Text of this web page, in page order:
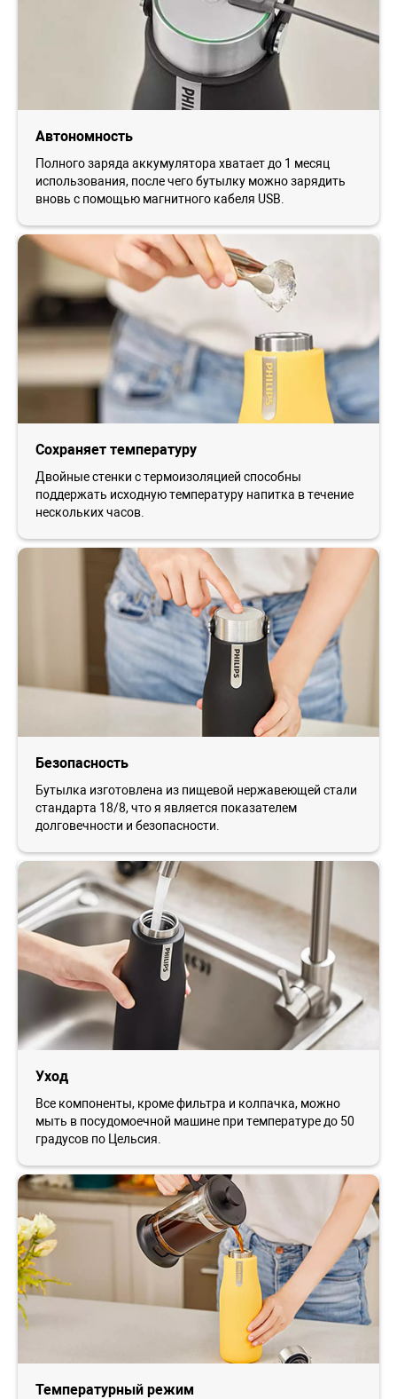
Автономность
Полного заряда аккумулятора хватает до 1 месяц
использования, после чего бутылку можно зарядить
вновь с помощью магнитного кабеля USB.
Сохраняет температуру
Двойные стенки с термоизоляцией способны
поддержать исходную температуру напитка в течение
нескольких часов.
Безопасность
Бутылка изготовлена из пищевой нержавеющей стали
стандарта 18/8, что я является показателем
долговечности и безопасности.
Уход
Все компоненты, кроме фильтра и колпачка, можно
мыть в посудомоечной машине при температуре до 50
градусов по Цельсия.
Температурный режим